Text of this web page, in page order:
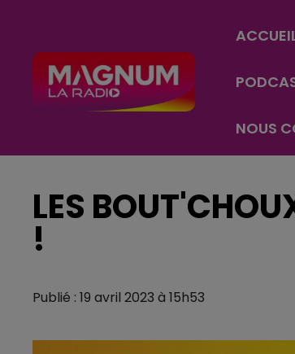
NOUS
LES
!
Publié : 19 avril 2023 à 15h53